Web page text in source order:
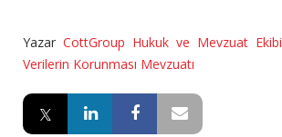
Yazar CottGroup Hukuk ve Mevzuat Ekibi
Verilerin Korunması Mevzuatı